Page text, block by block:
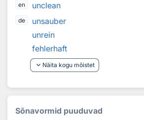
en unclean
de
unsauber
unrein
fehlerhaft
keyboard_arrow_down Näita kogu mõistet
Sõnavormid puuduvad